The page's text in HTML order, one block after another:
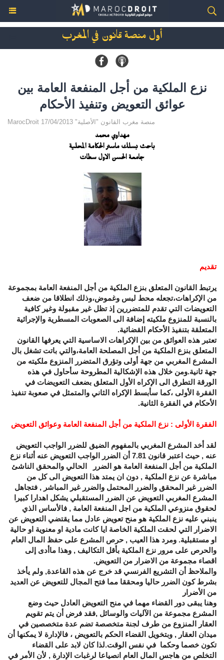
أول منصة قانون في المغرب
نزع الملكية من أجل المنفعة العامة بين
عوائق التعويض وتنفيذ الأحكام
MarocDroit منصة مغرب القانون "الأصلية" 17/04/2013
مهداوي محمد
باحث بسلك ماستر الحكامة المحلية
جامعة الحسن الاول سطات
تقديم
يرتبط القانون المتعلق بنزع الملكية من أجل المنفعة العامة بمجموعة
من الإكراهات،تجعله محط لبس وغموض،وذلك انطلاقا من ضعف
التعويضات التي تقدم للمتضررين إذ تظل غير مقبولة وغير كافية
بالنسبة للمنزوع ملكيته إضافة الى الصعوبات المسطرية والإجرائية
المتعلقة بتنفيذ الأحكام القضائية.
تعتبر هذه العوائق من بين الإكراهات الاساسية التي يعرفها القانون
المتعلق بنزع الملكية من أجل المصلحة العامة،والتي باتت تشغل بال
المشرع المغربي من جهة أولى وتؤرق المتضرر المنزوع ملكيته من
جهة ثانية.ومن خلال هذه الإشكالية المطروحة سأحاول في هذه
الورقة التطرق الى الإكراه الأول المتعلق بضعف التعويضات في
الفقرة الأولى ،كما سأبسط الإكراه الثاني والمتمثل في صعوبة تنفيذ
الأحكام في الفقرة الثانية.
الفقرة الأولى : نزع الملكية من أجل المنفعة العامة وعوائق التعويض
لقد أخد المشرع المغربي بالمفهوم الضيق للضرر الواجب التعويض
عنه , حيث اعتبر قانون 7.81 أن الضرر الواجب التعويض عنه أثناء نزع
الملكية من أجل المنفعة العامة هو الضرر الحالي والمحقق الناشئ
مباشرة عن نزع الملكية , دون ان يمتد هذا التعويض الى كل من
الضرر غير المحقق والضرر المحتمل والضرر غير المباشر , فتجاهل
المشرع المغربي التعويض عن الضرر المستقبلي يشكل اهدارا كبيرا
لحقوق منزوعي الملكية من اجل المنفعة العامة , فالأساس الذي
ينبني عليه نزع الملكية هو منح تعويض عادل مما يقتضي التعويض عن
الاضرار التي لحقت الملكية الخاصة ايا كانت مادية او معنوية او حالية
او مستقبلية. ومرد هذا العيب , حرص المشرع على حفظ المال العام
والحرص على مرور نزع الملكية بأقل التكاليف , وهذا ماأدى إلى
اقصاء مجموعة من الاضرار من التعويض.
والملاحظ أن التشريع الفرنسي قد خرج عن هذه القاعدة, ولم يأخذ
بشرط كون الضرر حاليا ومحققا مما فتح المجال للتعويض عن العديد
من الأضرار
وهنا يبقى دور القضاء مهما في منح التعويض العادل حيث وضع
المشرع مجموعة من الآليات والوسائل ,فقد فرض أن يتم تقويم
العقار المنزوع من طرف لجنة متخصصة تضم عدة متخصصين في
ميدان العقار , وبتخويل القضاء الحكم بالتعويض ، فالإدارة لا يمكنها أن
تكون خصما وحكما في نفس الوقت.لذا كان لابد على القضاء
التخلص من هاجس المال العام انصياعا لرغبات الإدارة , لأن الأمر في